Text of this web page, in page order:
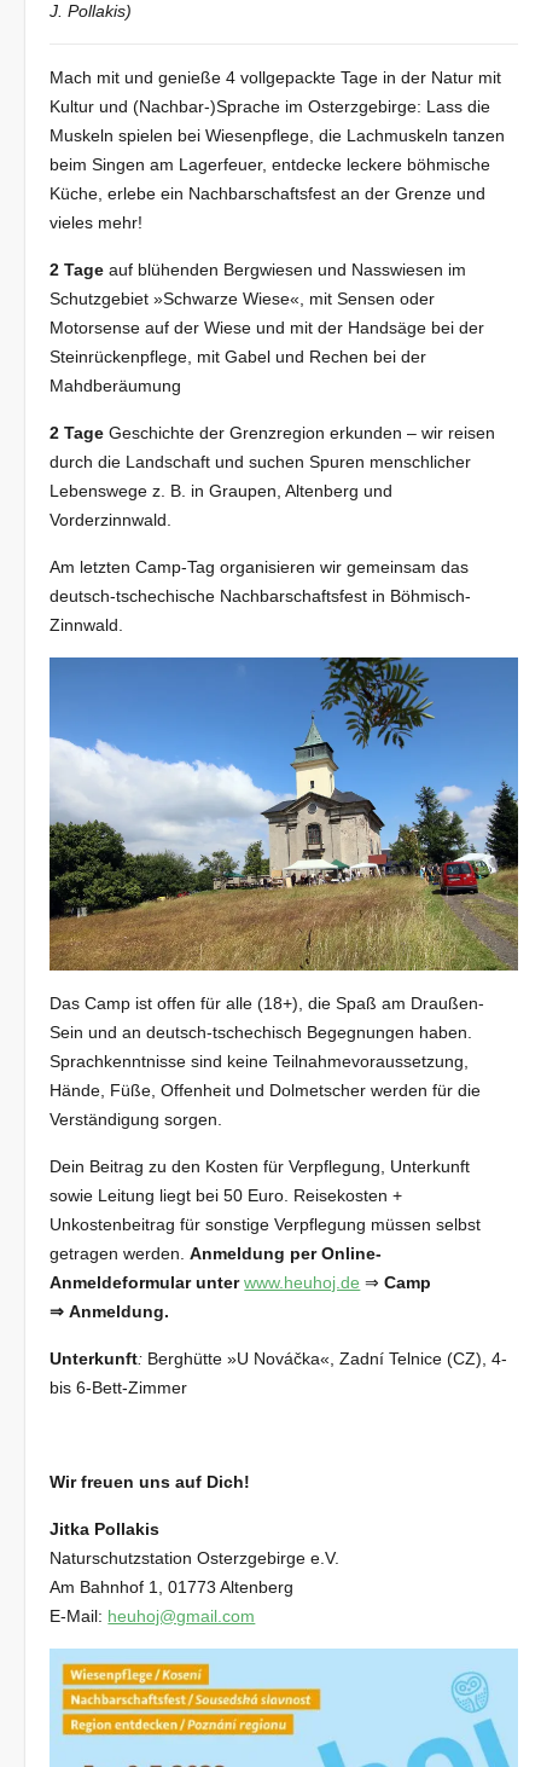
J. Pollakis)
Mach mit und genieße 4 vollgepackte Tage in der Natur mit
Kultur und (Nachbar-)Sprache im Osterzgebirge: Lass die
Muskeln spielen bei Wiesenpflege, die Lachmuskeln tanzen
beim Singen am Lagerfeuer, entdecke leckere böhmische
Küche, erlebe ein Nachbarschaftsfest an der Grenze und
vieles mehr!
2 Tage auf blühenden Bergwiesen und Nasswiesen im
Schutzgebiet »Schwarze Wiese«, mit Sensen oder
Motorsense auf der Wiese und mit der Handsäge bei der
Steinrückenpflege, mit Gabel und Rechen bei der
Mahdberäumung
2 Tage Geschichte der Grenzregion erkunden – wir reisen
durch die Landschaft und suchen Spuren menschlicher
Lebenswege z. B. in Graupen, Altenberg und
Vorderzinnwald.
Am letzten Camp-Tag organisieren wir gemeinsam das
deutsch-tschechische Nachbarschaftsfest in Böhmisch-
Zinnwald.
Das Camp ist offen für alle (18+), die Spaß am Draußen-
Sein und an deutsch-tschechisch Begegnungen haben.
Sprachkenntnisse sind keine Teilnahmevoraussetzung,
Hände, Füße, Offenheit und Dolmetscher werden für die
Verständigung sorgen.
Dein Beitrag zu den Kosten für Verpflegung, Unterkunft
sowie Leitung liegt bei 50 Euro. Reisekosten +
Unkostenbeitrag für sonstige Verpflegung müssen selbst
getragen werden.Anmeldung per Online-
Anmeldeformular unterwww.heuhoj.de ⇒ Camp
⇒ Anmeldung.
Unterkunft: Berghütte »U Nováčka«, Zadní Telnice (CZ), 4-
bis 6-Bett-Zimmer
Wir freuen uns auf Dich!
Jitka Pollakis
Naturschutzstation Osterzgebirge e.V.
Am Bahnhof 1, 01773 Altenberg
E-Mail: heuhoj@gmail.com